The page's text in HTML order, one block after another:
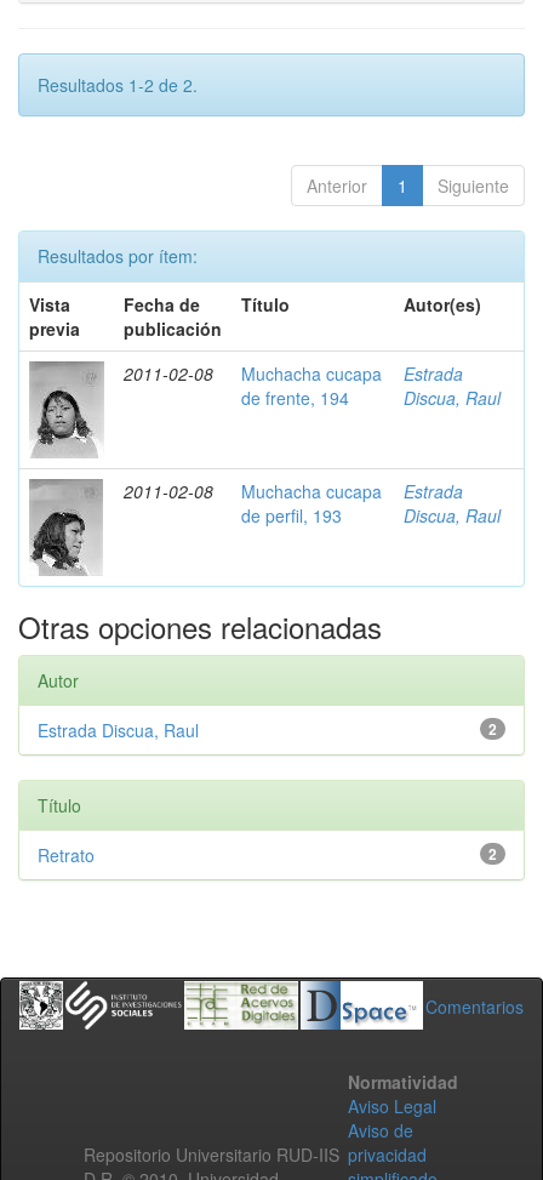
Resultados 1-2 de 2.
Anterior 1 Siguiente
Resultados por ítem:
Vista
previa
Fecha de
publicación
Título Autor(es)
2011-02-08
Muchacha cucapa
de frente, 194
Estrada
Discua, Raul
2011-02-08
Muchacha cucapa
de perfil, 193
Estrada
Discua, Raul
Otras opciones relacionadas
Autor
2
Estrada Discua, Raul
Título
2
Retrato
Comentarios
Repositorio Universitario RUD-IIS
Normatividad
Aviso Legal
Aviso de
privacidad